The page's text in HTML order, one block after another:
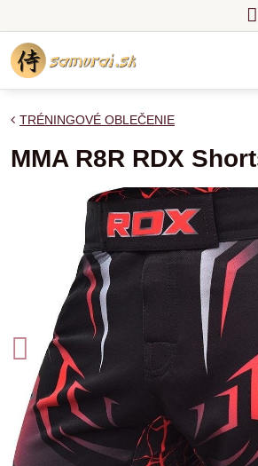
TRÉNINGOVÉ OBLEČENIE
MMA R8R RDX